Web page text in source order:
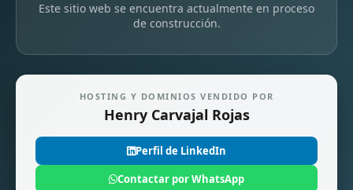
Este sitio web se encuentra actualmente en proceso
de construcción.
HOSTING Y DOMINIOS VENDIDO POR
Henry Carvajal Rojas
Perfil de LinkedIn
Contactar por WhatsApp